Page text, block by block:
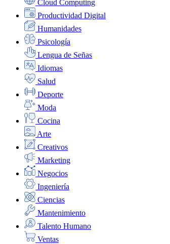
Cloud Computing
Productividad Digital
Humanidades
Psicología
Lengua de Señas
Idiomas
Salud
Deporte
Moda
Cocina
Arte
Creativos
Marketing
Negocios
Ingeniería
Ciencias
Mantenimiento
Talento Humano
Ventas